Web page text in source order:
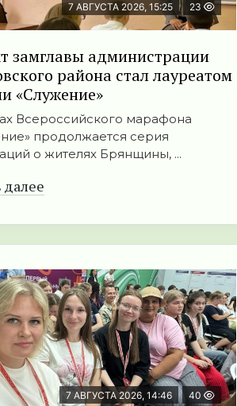
7 АВГУСТА 2026, 15:25 23
замглавы администрации
района стал лауреатом
«Служение»
Всероссийского марафона
продолжается серия
о жителях Брянщины, ...
далее
7 АВГУСТА 2026, 14:46 40